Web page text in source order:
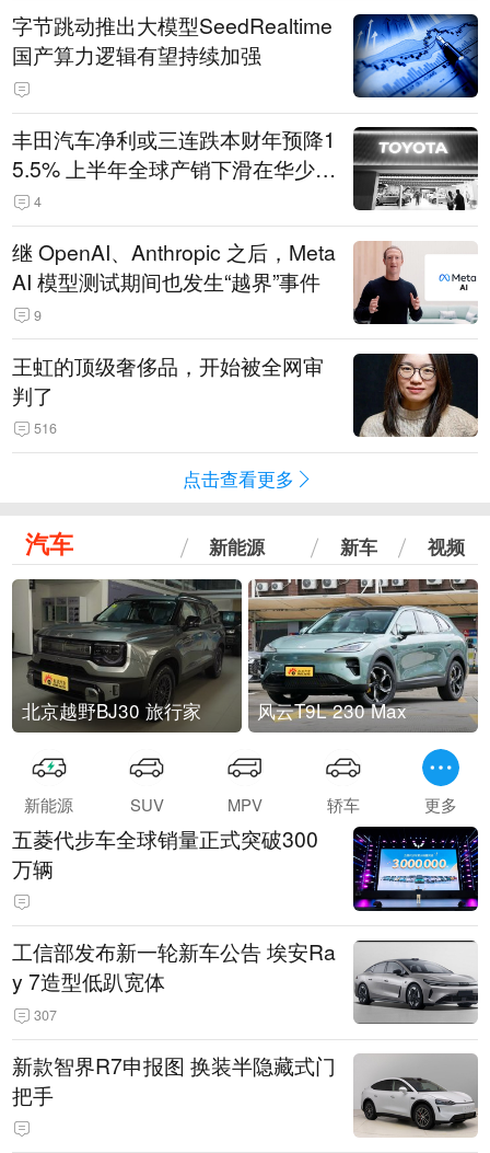
字节跳动推出大模型SeedRealtime
国产算力逻辑有望持续加强
丰田汽车净利或三连跌本财年预降1
5.5% 上半年全球产销下滑在华少卖
14.3万辆
4
继 OpenAI、Anthropic 之后，Meta
AI 模型测试期间也发生“越界”事件
9
王虹的顶级奢侈品，开始被全网审
判了
516
点击查看更多
汽车 新能源 新车 视频
北京越野BJ30 旅行家 风云T9L 230 Max
新能源 SUV MPV 轿车 更多
五菱代步车全球销量正式突破300
万辆
工信部发布新一轮新车公告 埃安Ra
y 7造型低趴宽体
307
新款智界R7申报图 换装半隐藏式门
把手